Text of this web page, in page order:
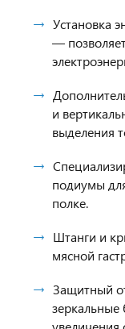
Установка
—
и
выделения
подиумы
полке.
Штанги и
мясной
Защитный
зеркальные